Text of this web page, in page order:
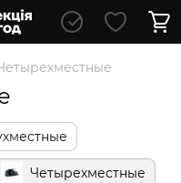
Четырехместные